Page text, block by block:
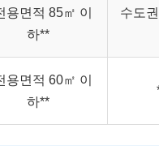
용면적 85㎡ 이
하**
수도
용면적 60㎡ 이
하**